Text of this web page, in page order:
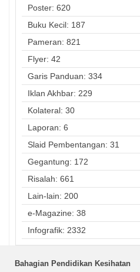
Poster: 620
Buku Kecil: 187
Pameran: 821
Flyer: 42
Garis Panduan: 334
Iklan Akhbar: 229
Kolateral: 30
Laporan: 6
Slaid Pembentangan: 31
Gegantung: 172
Risalah: 661
Lain-lain: 200
e-Magazine: 38
Infografik: 2332
Bahagian Pendidikan Kesihatan